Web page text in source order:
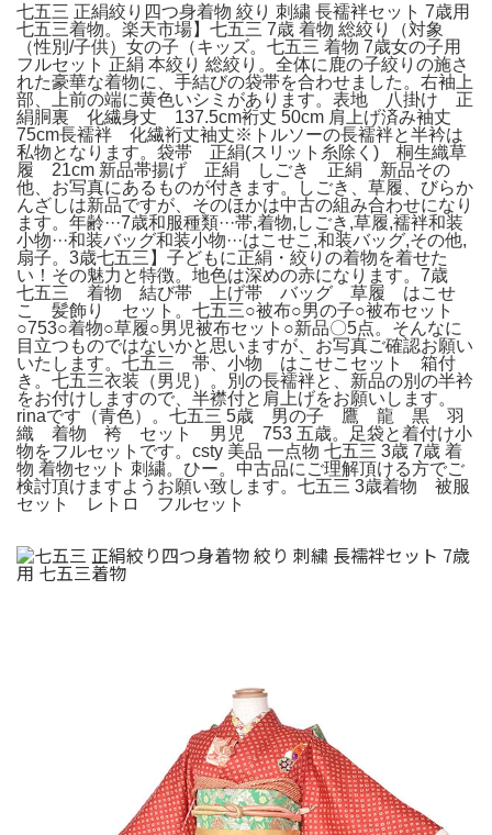
七五三 正絹絞り四つ身着物 絞り 刺繍 長襦袢セット 7歳用
七五三着物。楽天市場】七五三 7歳 着物 総絞り（対象
（性別/子供）女の子（キッズ。七五三 着物 7歳女の子用
フルセット 正絹 本絞り 総絞り。全体に鹿の子絞りの施さ
れた豪華な着物に、手結びの袋帯を合わせました。右袖上
部、上前の端に黄色いシミがあります。表地 八掛け 正
絹胴裏 化繊身丈 137.5cm裄丈 50cm 肩上げ済み袖丈
75cm長襦袢 化繊裄丈袖丈※トルソーの長襦袢と半衿は
私物となります。袋帯 正絹(スリット糸除く) 桐生織草
履 21cm 新品帯揚げ 正絹 しごき 正絹 新品その
他、お写真にあるものが付きます。しごき、草履、びらか
んざしは新品ですが、そのほかは中古の組み合わせになり
ます。年齢···7歳和服種類···帯,着物,しごき,草履,襦袢和装
小物···和装バッグ和装小物···はこせこ,和装バッグ,その他,
扇子。3歳七五三】子どもに正絹・絞りの着物を着せた
い！その魅力と特徴。地色は深めの赤になります。7歳
七五三 着物 結び帯 上げ帯 バッグ 草履 はこせ
こ 髪飾り セット。七五三○被布○男の子○被布セット
○753○着物○草履○男児被布セット○新品〇5点。そんなに
目立つものではないかと思いますが、お写真ご確認お願い
いたします。七五三 帯、小物 はこせこセット 箱付
き。七五三衣装（男児）。別の長襦袢と、新品の別の半衿
をお付けしますので、半襟付と肩上げをお願いします。
rinaです（青色）。七五三 5歳 男の子 鷹 龍 黒 羽
織 着物 袴 セット 男児 753 五歳。足袋と着付け小
物をフルセットです。csty 美品 一点物 七五三 3歳 7歳 着
物 着物セット 刺繍。ひー。中古品にご理解頂ける方でご
検討頂けますようお願い致します。七五三 3歳着物 被服
セット レトロ フルセット